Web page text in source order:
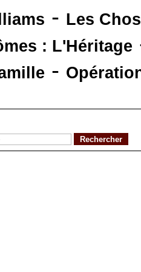
- Les
: L'Héritage
-